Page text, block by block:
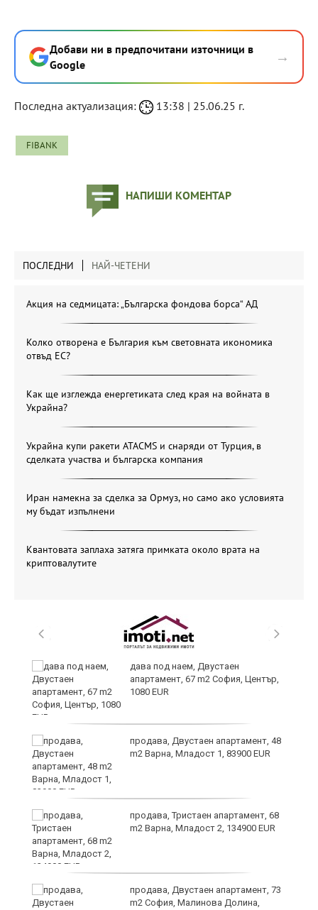
Добави ни в предпочитани източници в
Google
→
Последна актуализация: 13:38 | 25.06.25 г.
FIBANK
НАПИШИ КОМЕНТАР
ПОСЛЕДНИ НАЙ-ЧЕТЕНИ
Акция на седмицата: „Българска фондова борса“ АД
Колко отворена е България към световната икономика
отвъд ЕС?
Как ще изглежда енергетиката след края на войната в
Украйна?
Украйна купи ракети ATACMS и снаряди от Турция, в
сделката участва и българска компания
Иран намекна за сделка за Ормуз, но само ако условията
му бъдат изпълнени
Квантовата заплаха затяга примката около врата на
криптовалутите
дава под наем, Двустаен
апартамент, 67 m2 София, Център,
1080 EUR
продава, Двустаен апартамент, 48
m2 Варна, Младост 1, 83900 EUR
продава, Тристаен апартамент, 68
m2 Варна, Младост 2, 134900 EUR
продава, Двустаен апартамент, 73
m2 София, Малинова Долина,